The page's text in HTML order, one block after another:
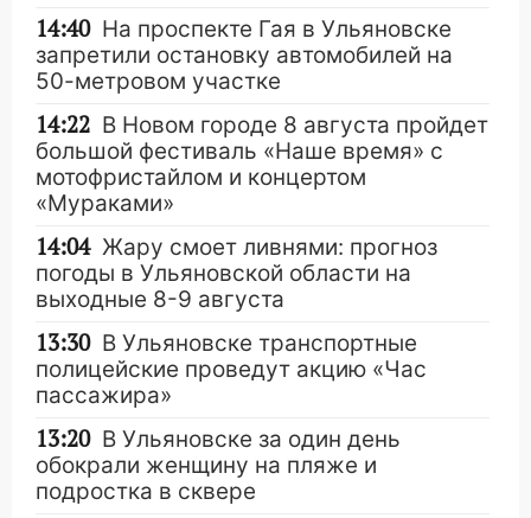
14:40 На проспекте Гая в Ульяновске
запретили остановку автомобилей на
50-метровом участке
14:22 В Новом городе 8 августа пройдет
большой фестиваль «Наше время» с
мотофристайлом и концертом
«Мураками»
14:04 Жару смоет ливнями: прогноз
погоды в Ульяновской области на
выходные 8-9 августа
13:30 В Ульяновске транспортные
полицейские проведут акцию «Час
пассажира»
13:20 В Ульяновске за один день
обокрали женщину на пляже и
подростка в сквере